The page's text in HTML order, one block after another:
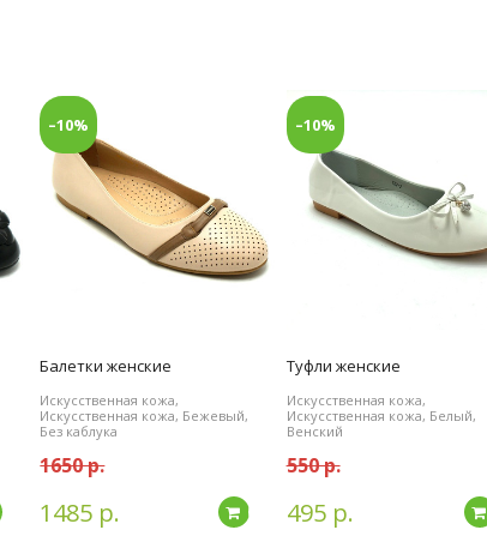
Подробнее
–10%
Балетки женские
Искусственная кожа,
Искусственная кожа, Бежевый,
Без каблука
1650 р.
1485 р. Подробнее
–10%
Туфли женские
Искусственная кожа,
Искусственная кожа, Белый,
Венский
550 р.
495 р.